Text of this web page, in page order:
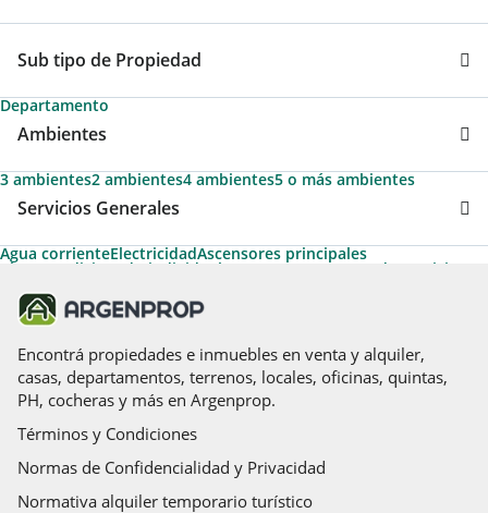
Sub tipo de Propiedad
Departamento
Ambientes
3 ambientes2 ambientes4 ambientes5 o más ambientes
Servicios Generales
Agua corrienteElectricidadAscensores principales
Aire acondicionado individual Ascensor Ascensores de servicio
Calefacción tiro balanceado
Apto ProfesionalParrilla
Acceso para personas con movilidad reducida
Encontrá propiedades e inmuebles en venta y alquiler,
casas, departamentos, terrenos, locales, oficinas, quintas,
PH, cocheras y más en Argenprop.
Términos y Condiciones
Normas de Confidencialidad y Privacidad
Normativa alquiler temporario turístico